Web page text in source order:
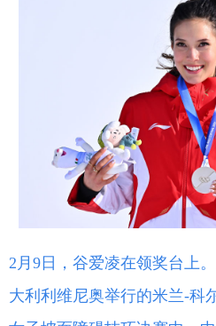
2月9日，谷爱凌在领奖台上
大利利维尼奥举行的米兰-科